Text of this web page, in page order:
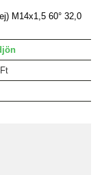
M14x1,5 60° 32,0